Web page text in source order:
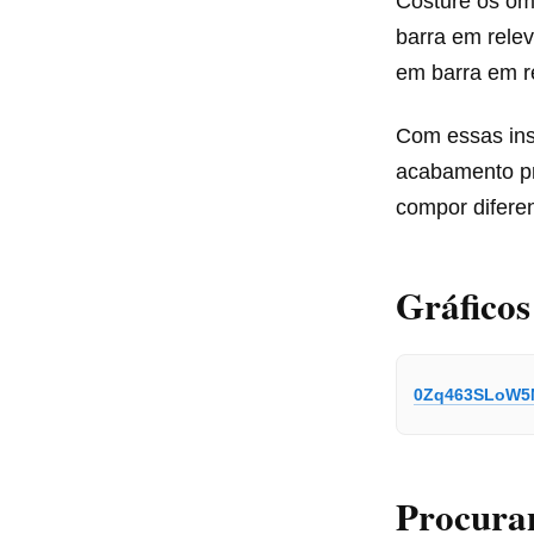
barra em
em barra em
Com essas
acabamento
compor